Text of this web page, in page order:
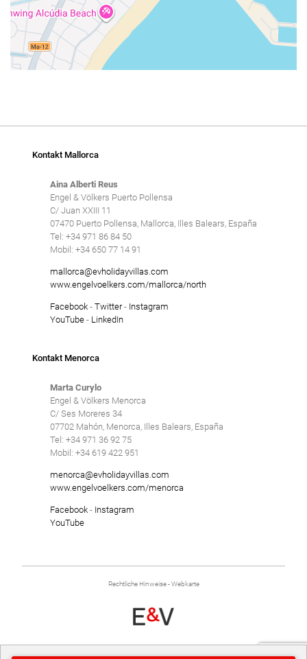
Kontakt Mallorca
Aina Alberti Reus
Engel & Völkers Puerto Pollensa
C/ Juan XXIII 11
07470 Puerto Pollensa, Mallorca, Illes Balears, España
Tel: +34 971 86 84 50
Mobil: +34 650 77 14 91
mallorca@evholidayvillas.com
www.engelvoelkers.com/mallorca/north
Facebook- Twitter- Instagram
YouTube- LinkedIn
Kontakt Menorca
Marta Curylo
Engel & Völkers Menorca
C/ Ses Moreres 34
07702 Mahón, Menorca, Illes Balears, España
Tel: +34 971 36 92 75
Mobil: +34 619 422 951
menorca@evholidayvillas.com
www.engelvoelkers.com/menorca
Facebook- Instagram
YouTube
Rechtliche Hinweise-Webkarte